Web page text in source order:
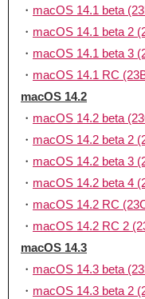
・ macOS 14.1 beta
・ macOS 14.1 beta 2
・ macOS 14.1 beta 3
・ macOS 14.1 RC
macOS 14.2
・ macOS 14.2 beta
・ macOS 14.2 beta 2
・ macOS 14.2 beta 3
・ macOS 14.2 beta 4
・ macOS 14.2 RC
・ macOS 14.2 RC 2
macOS 14.3
・ macOS 14.3 beta
・ macOS 14.3 beta 2